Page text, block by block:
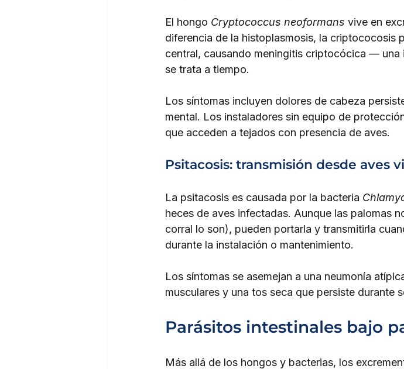
El hongo Cryptococcus neoformans vive en
diferencia de la histoplasmosis, la criptococosis
central, causando meningitis criptocócica —
se trata a tiempo.
Los síntomas incluyen dolores de cabeza
mental. Los instaladores sin equipo de
que acceden a tejados con presencia de aves.
Psitacosis: transmisión desde aves
La psitacosis es causada por la bacteria
heces de aves infectadas. Aunque las palomas
corral lo son), pueden portarla y transmitirla
durante la instalación o mantenimiento.
Los síntomas se asemejan a una neumonía
musculares y una tos seca que persiste durante
Parásitos intestinales bajo
Más allá de los hongos y bacterias, los